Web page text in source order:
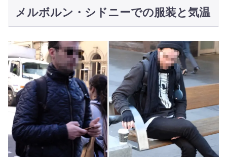
メルボルン・シドニーでの服装と気温